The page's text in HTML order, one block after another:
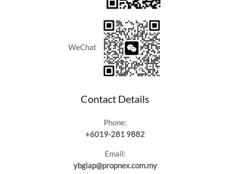
WeChat
Contact Details
Phone:
+6019-281 9882
Email:
ybgiap@propnex.com.my